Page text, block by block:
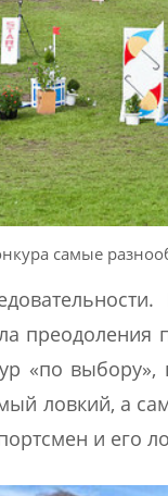
самые
преодоления
«по
ловкий, а
и его